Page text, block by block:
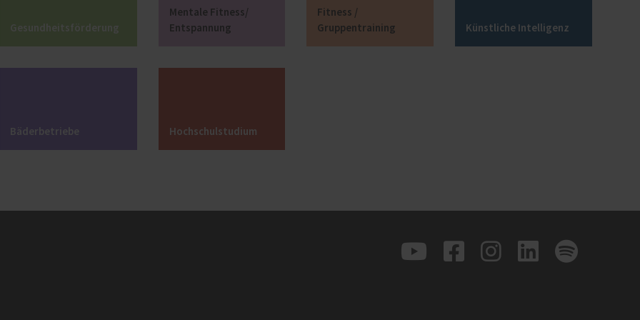
Gesundheitsförderung
Mentale Fitness/
Entspannung
Fitness /
Gruppentraining
Künstliche Intelligenz
Bäderbetriebe Hochschulstudium